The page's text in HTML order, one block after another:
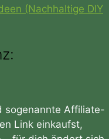
(Nachhaltige DIY
sogenannte Affiliate-
Link einkaufst,